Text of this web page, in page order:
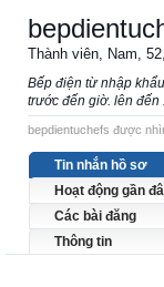
Thành viên, Nam, 52,
Bếp điện từ nhập
trước đến giờ. lên đến
bepdientuchefs được
Tin nhắn hồ sơ
Hoạt động gần
Các bài đăng
Thông tin